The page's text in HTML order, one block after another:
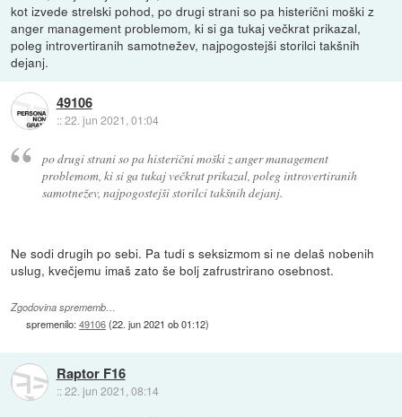
kot izvede strelski pohod, po drugi strani so pa histerični moški z
anger management problemom, ki si ga tukaj večkrat prikazal,
poleg introvertiranih samotnežev, najpogostejši storilci takšnih
dejanj.
49106
::22. jun 2021, 01:04
po drugi strani so pa histerični moški z anger management
problemom, ki si ga tukaj večkrat prikazal, poleg introvertiranih
samotnežev, najpogostejši storilci takšnih dejanj.
Ne sodi drugih po sebi. Pa tudi s seksizmom si ne delaš nobenih
uslug, kvečjemu imaš zato še bolj zafrustrirano osebnost.
Zgodovina sprememb…
spremenilo:49106(22. jun 2021 ob 01:12)
Raptor F16
::22. jun 2021, 08:14